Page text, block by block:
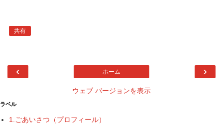
共有
‹ ›
ホーム
ウェブ バージョンを表示
ラベル
1.ごあいさつ（プロフィール）